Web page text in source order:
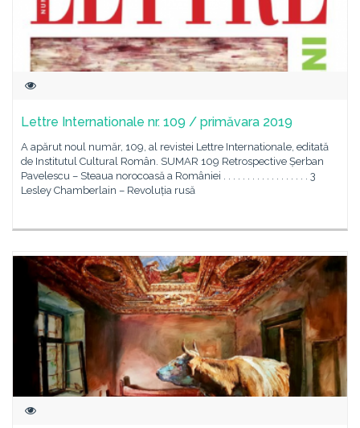
Lettre Internationale nr. 109 / primăvara 2019
A apărut noul număr, 109, al revistei Lettre Internationale, editată
de Institutul Cultural Român. SUMAR 109 Retrospective Șerban
Pavelescu – Steaua norocoasă a României . . . . . . . . . . . . . . . . . . 3
Lesley Chamberlain – Revoluția rusă